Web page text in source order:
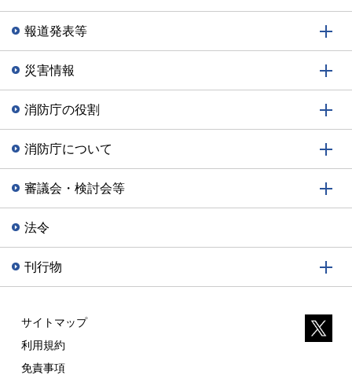
報道発表等
災害情報
消防庁の役割
消防庁について
審議会・検討会等
法令
刊行物
サイトマップ
利用規約
免責事項